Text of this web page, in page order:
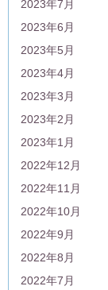
2023年7月
2023年6月
2023年5月
2023年4月
2023年3月
2023年2月
2023年1月
2022年12月
2022年11月
2022年10月
2022年9月
2022年8月
2022年7月